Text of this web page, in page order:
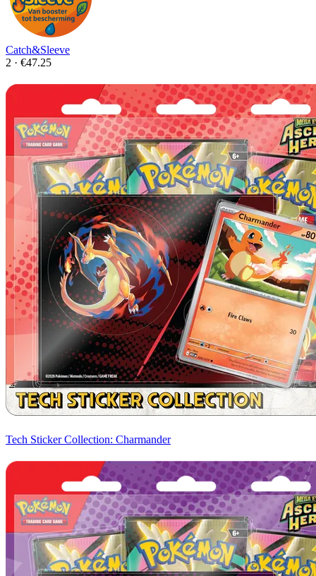
Catch&Sleeve
2 · €47.25
Tech Sticker Collection: Charmander